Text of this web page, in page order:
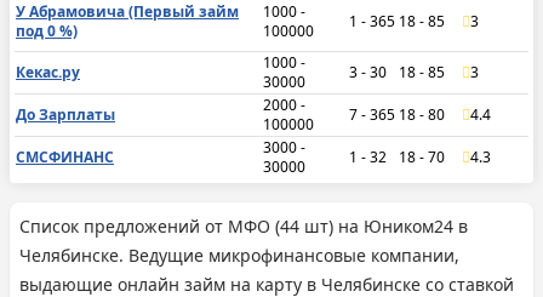
У Абрамовича (Первый займ
под 0 %)
1000 -
100000
1 - 365 18 - 85 3
Кекас.ру
1000 -
30000
3 - 30 18 - 85 3
До Зарплаты
2000 -
100000
7 - 365 18 - 80 4.4
СМСФИНАНС
3000 -
30000
1 - 32 18 - 70 4.3
Список предложений от МФО (44 шт) на Юником24 в
Челябинске. Ведущие микрофинансовые компании,
выдающие онлайн займ на карту в Челябинске со ставкой